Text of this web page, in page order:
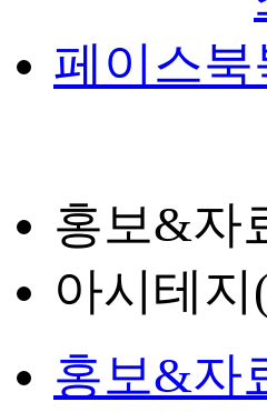
페이스북
홍보&자
아시테
홍보&자